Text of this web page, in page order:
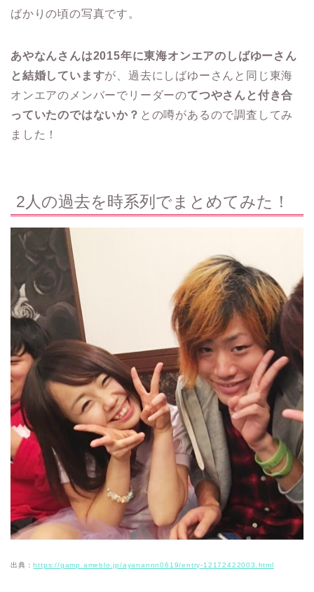
ばかりの頃の写真です。
あやなんさんは2015年に東海オンエアのしばゆーさん
と結婚していますが、過去にしばゆーさんと同じ東海
オンエアのメンバーでリーダーのてつやさんと付き合
っていたのではないか？ との噂があるので調査してみ
ました！
2人の過去を時系列でまとめてみた！
出典：https://gamp.ameblo.jp/ayanannn0619/entry-12172422003.html